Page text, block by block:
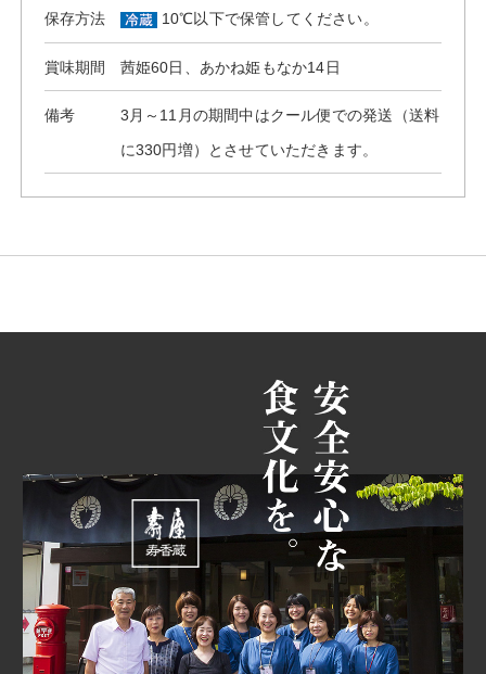
保存方法 10℃以下で保管してください。
賞味期間 茜姫60日、あかね姫もなか14日
備考
3月～11月の期間中はクール便での発送（送料
に330円増）とさせていただきます。